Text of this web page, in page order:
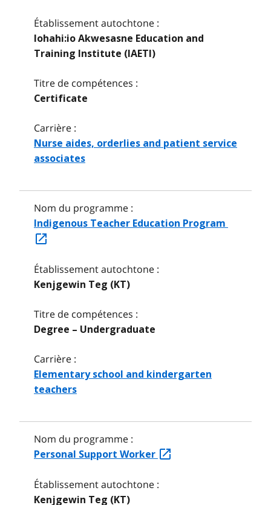
Établissement autochtone :
Iohahi:io Akwesasne Education and
Training Institute (IAETI)
Titre de compétences :
Certificate
Carrière :
Nurse aides, orderlies and patient service
associates
Nom du programme :
Indigenous Teacher Education Program
Établissement autochtone :
Kenjgewin Teg (KT)
Titre de compétences :
Degree – Undergraduate
Carrière :
Elementary school and kindergarten
teachers
Nom du programme :
Personal Support Worker
Établissement autochtone :
Kenjgewin Teg (KT)